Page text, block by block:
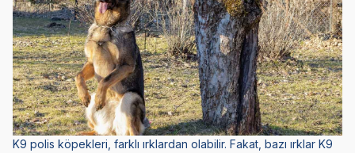
K9 polis köpekleri, farklı ırklardan olabilir. Fakat, bazı ırklar K9